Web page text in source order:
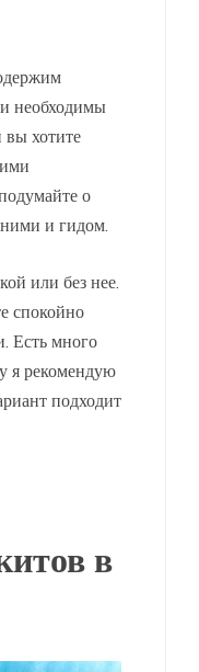
необходимы
вы хотите
о
и гидом.
или без нее.
спокойно
Есть много
я рекомендую
подходит
в